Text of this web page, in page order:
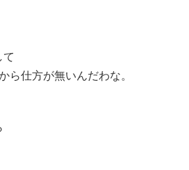
て
ら仕方が無いんだわな。